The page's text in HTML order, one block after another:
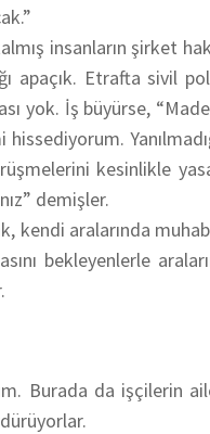
insanların şirket
apaçık. Etrafta sivil
yok. İş büyürse,
kesinlikle
demişler.
kendi aralarında
bekleyenlerle
Burada da işçilerin